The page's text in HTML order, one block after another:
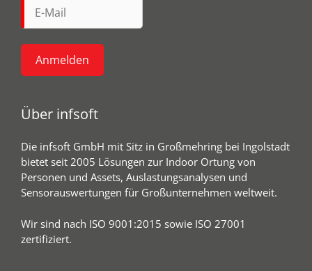
Über infsoft
Die infsoft GmbH mit Sitz in Großmehring bei Ingolstadt
bietet seit 2005 Lösungen zur Indoor Ortung von
Personen und Assets, Auslastungsanalysen und
Sensorauswertungen für Großunternehmen weltweit.
Wir sind nach ISO 9001:2015 sowie ISO 27001
zertifiziert.